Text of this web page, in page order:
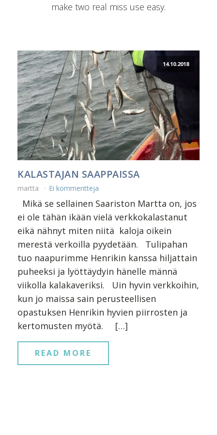
make two real miss use easy.
14.10.2018
KALASTAJAN SAAPPAISSA
martta Ei kommentteja
Mikä se sellainen Saariston Martta on, jos
ei ole tähän ikään vielä verkkokalastanut
eikä nähnyt miten niitä kaloja oikein
merestä verkoilla pyydetään. Tulipahan
tuo naapurimme Henrikin kanssa hiljattain
puheeksi ja lyöttäydyin hänelle männä
viikolla kalakaveriksi. Uin hyvin verkkoihin,
kun jo maissa sain perusteellisen
opastuksen Henrikin hyvien piirrosten ja
kertomusten myötä. […]
READ MORE